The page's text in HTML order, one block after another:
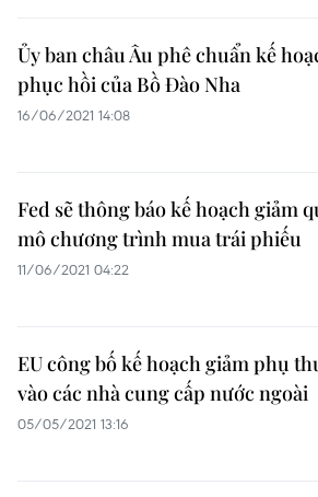
Ủy ban châu Âu phê chuẩn kế
phục hồi của Bồ Đào Nha
16/06/2021 14:08
Fed sẽ thông báo kế hoạch giảm
mô chương trình mua trái phiếu
11/06/2021 04:22
EU công bố kế hoạch giảm phụ
vào các nhà cung cấp nước ngoài
05/05/2021 13:16